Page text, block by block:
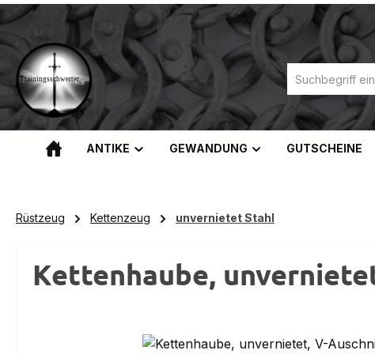
Hauptinhalt springen
Zur Suche springen
Zur Hauptnavigation springen
ANTIKE GEWANDUNG GUTSCHEINE
Rüstzeug Kettenzeug unvernietet Stahl
Kettenhaube,
Bildergalerie überspringen